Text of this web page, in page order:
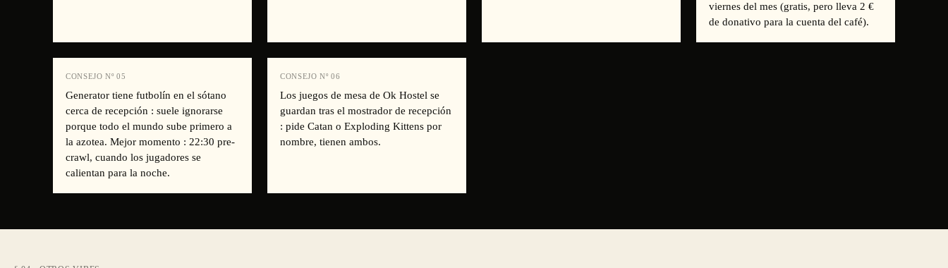
viernes del mes (gratis, pero lleva 2 €
de donativo para la cuenta del café).
CONSEJO Nº 05
Generator tiene futbolín en el sótano
cerca de recepción : suele ignorarse
porque todo el mundo sube primero a
la azotea. Mejor momento : 22:30 pre-
crawl, cuando los jugadores se
calientan para la noche.
CONSEJO Nº 06
Los juegos de mesa de Ok Hostel se
guardan tras el mostrador de recepción
: pide Catan o Exploding Kittens por
nombre, tienen ambos.